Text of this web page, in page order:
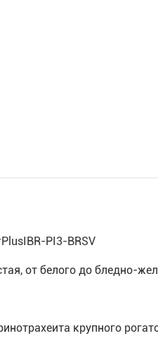
PI3-BRSV
от белого до бледно-
крупного